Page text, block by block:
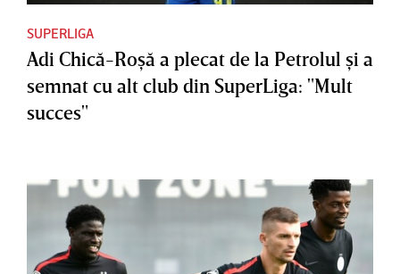
SUPERLIGA
Adi Chică-Roşă a plecat de la Petrolul şi a
semnat cu alt club din SuperLiga: "Mult
succes"